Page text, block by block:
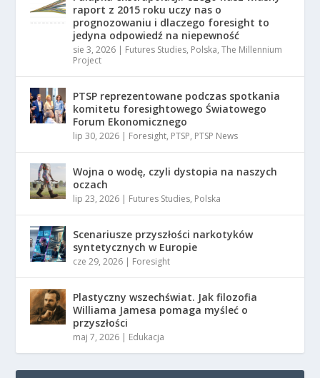
raport z 2015 roku uczy nas o
prognozowaniu i dlaczego foresight to
jedyna odpowiedź na niepewność
sie 3, 2026 | Futures Studies, Polska,The Millennium
Project
PTSP reprezentowane podczas spotkania
komitetu foresightowego Światowego
Forum Ekonomicznego
lip 30, 2026 | Foresight, PTSP, PTSP News
Wojna o wodę, czyli dystopia na naszych
oczach
lip 23, 2026 | Futures Studies, Polska
Scenariusze przyszłości narkotyków
syntetycznych w Europie
cze 29, 2026 | Foresight
Plastyczny wszechświat. Jak filozofia
Williama Jamesa pomaga myśleć o
przyszłości
maj 7, 2026 | Edukacja